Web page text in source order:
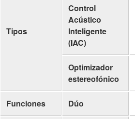
Tipos
Control
Acústico
Inteligente
(IAC)
Optimizador
estereofónico
Funciones Dúo